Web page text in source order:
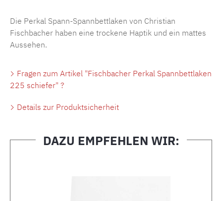
Die Perkal Spann-Spannbettlaken von Christian
Fischbacher haben eine trockene Haptik und ein mattes
Aussehen.
Fragen zum Artikel "Fischbacher Perkal Spannbettlaken
225 schiefer" ?
Details zur Produktsicherheit
DAZU EMPFEHLEN WIR: